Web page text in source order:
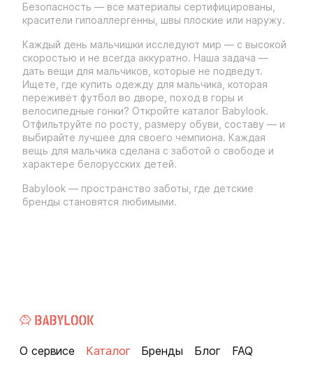
Безопасность — все материалы сертифицированы,
красители гипоаллергенны, швы плоские или наружу.
Каждый день мальчишки исследуют мир — с высокой
скоростью и не всегда аккуратно. Наша задача —
дать вещи для мальчиков, которые не подведут.
Ищете, где купить одежду для мальчика, которая
переживёт футбол во дворе, поход в горы и
велосипедные гонки? Откройте каталог Babylook.
Отфильтруйте по росту, размеру обуви, составу — и
выбирайте лучшее для своего чемпиона. Каждая
вещь для мальчика сделана с заботой о свободе и
характере белорусских детей.
Babylook — пространство заботы, где детские
бренды становятся любимыми.
О сервисе Каталог Бренды Блог
FAQ